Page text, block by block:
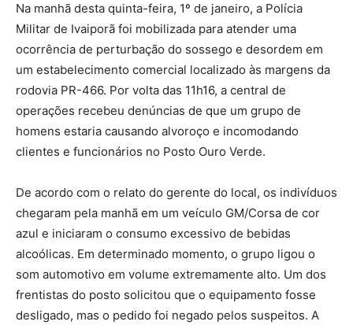
Na manhã desta quinta-feira, 1º de janeiro, a Polícia
Militar de Ivaiporã foi mobilizada para atender uma
ocorrência de perturbação do sossego e desordem em
um estabelecimento comercial localizado às margens da
rodovia PR-466. Por volta das 11h16, a central de
operações recebeu denúncias de que um grupo de
homens estaria causando alvoroço e incomodando
clientes e funcionários no Posto Ouro Verde.
De acordo com o relato do gerente do local, os indivíduos
chegaram pela manhã em um veículo GM/Corsa de cor
azul e iniciaram o consumo excessivo de bebidas
alcoólicas. Em determinado momento, o grupo ligou o
som automotivo em volume extremamente alto. Um dos
frentistas do posto solicitou que o equipamento fosse
desligado, mas o pedido foi negado pelos suspeitos. A